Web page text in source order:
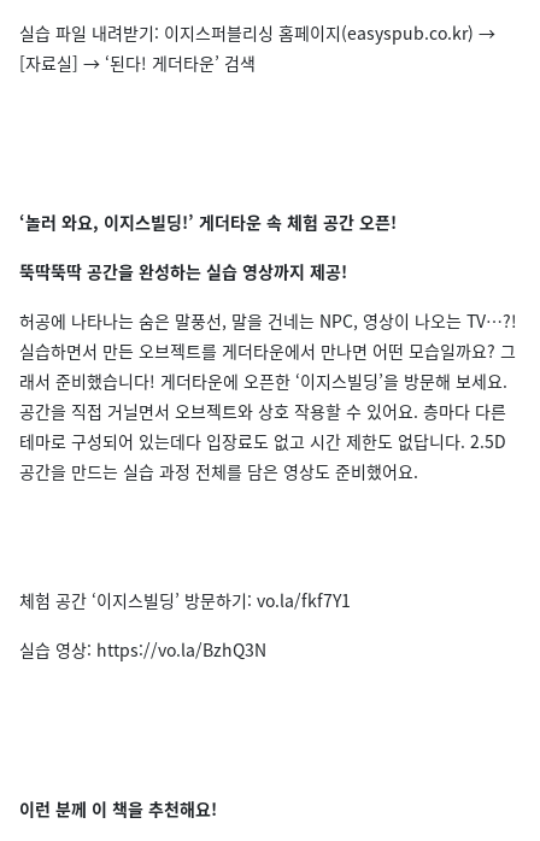
실습 파일 내려받기: 이지스퍼블리싱 홈페이지(easyspub.co.kr) →
[자료실] → ‘된다! 게더타운’ 검색
‘놀러 와요, 이지스빌딩!’ 게더타운 속 체험 공간 오픈!
뚝딱뚝딱 공간을 완성하는 실습 영상까지 제공!
허공에 나타나는 숨은 말풍선, 말을 건네는 NPC, 영상이 나오는 TV…?!
실습하면서 만든 오브젝트를 게더타운에서 만나면 어떤 모습일까요? 그
래서 준비했습니다! 게더타운에 오픈한 ‘이지스빌딩’을 방문해 보세요.
공간을 직접 거닐면서 오브젝트와 상호 작용할 수 있어요. 층마다 다른
테마로 구성되어 있는데다 입장료도 없고 시간 제한도 없답니다. 2.5D
공간을 만드는 실습 과정 전체를 담은 영상도 준비했어요.
체험 공간 ‘이지스빌딩’ 방문하기: vo.la/fkf7Y1
실습 영상: https://vo.la/BzhQ3N
이런 분께 이 책을 추천해요!